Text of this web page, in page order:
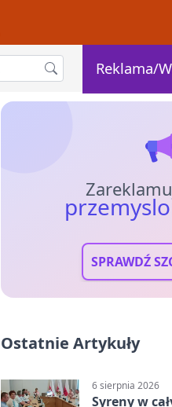
Reklama/
SPRAWDŹ
Ostatnie Artykuły
6 sierpnia 2026
Syreny w